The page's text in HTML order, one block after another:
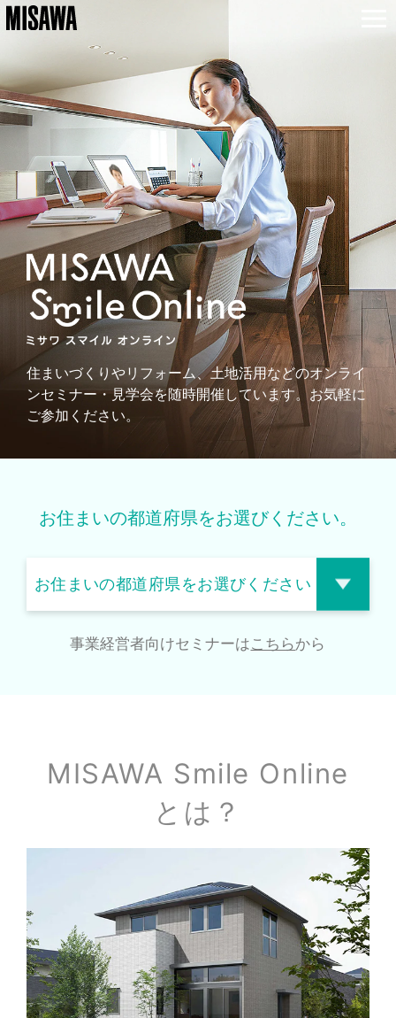
住まいづくりやリフォーム、土地活用などのオンライ
ンセミナー・見学会を随時開催しています。 お気軽に
ご参加ください。
お住まいの都道府県をお選びください。
事業経営者向けセミナーはこちらから
MISAWA Smile Online
とは？